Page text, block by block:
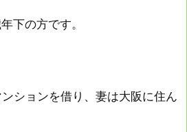
下の方です。
ションを借り、妻は大阪に住ん